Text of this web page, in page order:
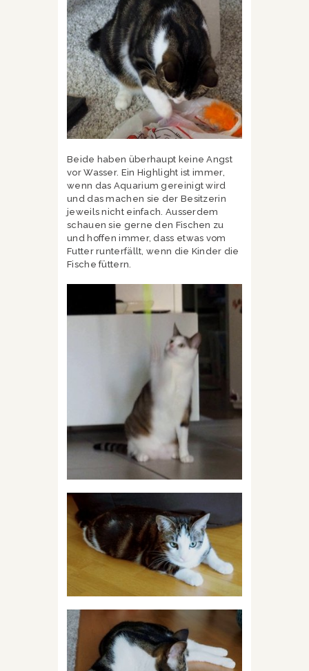
Beide haben überhaupt keine Angst
vor Wasser. Ein Highlight ist immer,
wenn das Aquarium gereinigt wird
und das machen sie der Besitzerin
jeweils nicht einfach. Ausserdem
schauen sie gerne den Fischen zu
und hoffen immer, dass etwas vom
Futter runterfällt, wenn die Kinder die
Fische füttern.